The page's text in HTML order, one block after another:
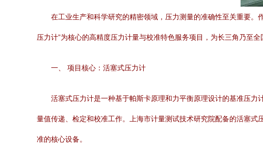
在工业生产和科学研究的精密领域，压力测量的准确性至关重要
压力计”为核心的高精度压力计量与校准特色服务项目，为长三角乃至
一、 项目核心：活塞式压力计
活塞式压力计是一种基于帕斯卡原理和力平衡原理设计的基准压
量值传递、检定和校准工作。上海市计量测试技术研究院配备的活塞
准的核心设备。